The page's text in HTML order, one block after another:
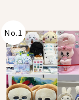
No.1